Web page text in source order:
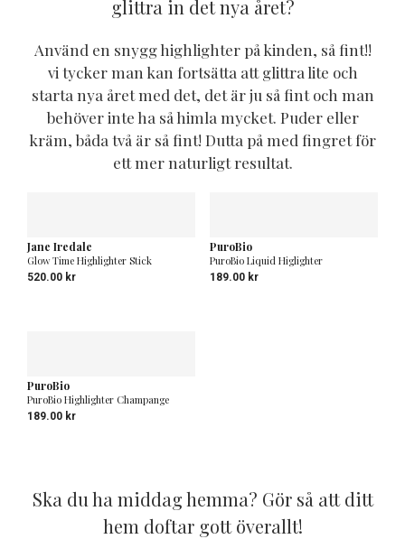
glittra in det nya året?
Använd en snygg highlighter på kinden, så fint!!
vi tycker man kan fortsätta att glittra lite och
starta nya året med det, det är ju så fint och man
behöver inte ha så himla mycket. Puder eller
kräm, båda två är så fint! Dutta på med fingret för
ett mer naturligt resultat.
Jane Iredale
Glow Time Highlighter Stick
520.00 kr
PuroBio
PuroBio Liquid Higlighter
189.00 kr
PuroBio
PuroBio Highlighter Champange
189.00 kr
Ska du ha middag hemma? Gör så att ditt
hem doftar gott överallt!